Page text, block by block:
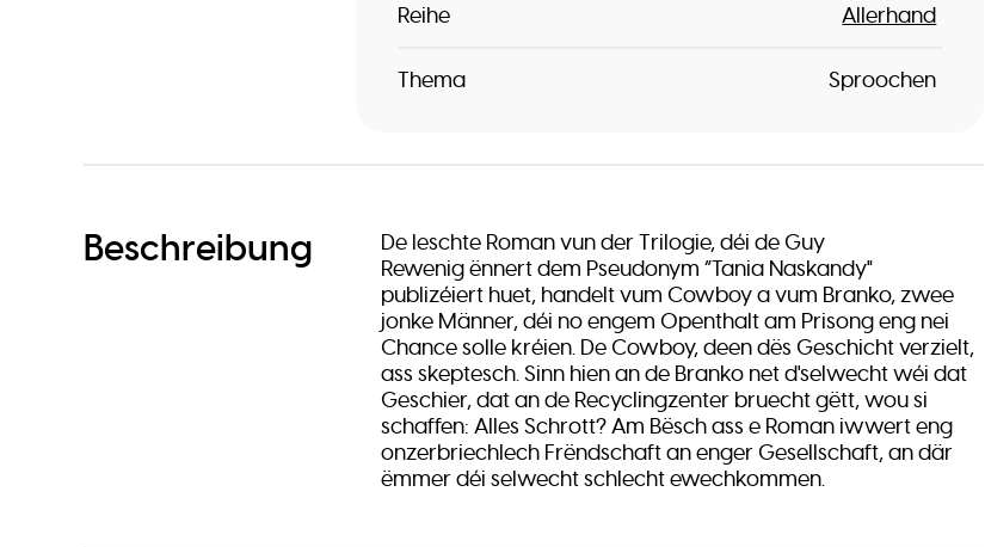
Reihe Allerhand
Thema Sproochen
Beschreibung
De leschte Roman vun der Trilogie, déi de Guy
Rewenig ënnert dem Pseudonym “Tania Naskandy"
publizéiert huet, handelt vum Cowboy a vum Branko, zwee
jonke Männer, déi no engem Openthalt am Prisong eng nei
Chance solle kréien. De Cowboy, deen dës Geschicht verzielt,
ass skeptesch. Sinn hien an de Branko net d'selwecht wéi dat
Geschier, dat an de Recyclingzenter bruecht gëtt, wou si
schaffen: Alles Schrott? Am Bësch ass e Roman iwwert eng
onzerbriechlech Frëndschaft an enger Gesellschaft, an där
ëmmer déi selwecht schlecht ewechkommen.